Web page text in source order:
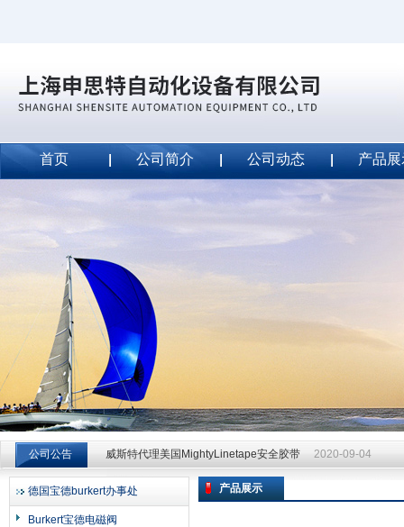
上海申思特自动化设备有限公司
首页 公司简介 公司动态 产品
公司公告
威斯特代理美国MightyLinetape安全胶带 2020-09-04
威斯特代理美国MightyLinetape安全胶带 2020-09-04
威斯特代理美国MightyLinetape安全胶带
德国宝德burkert办事处
Burkert宝德电磁阀
产品展示